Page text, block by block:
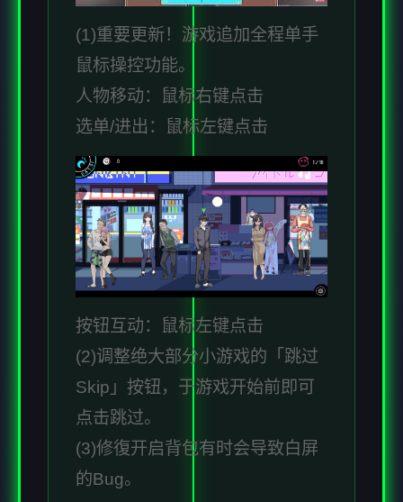
(1)重要更新！游戏追加全程单手
鼠标操控功能。
人物移动：鼠标右键点击
选单/进出：鼠标左键点击
按钮互动：鼠标左键点击
(2)调整绝大部分小游戏的「跳过
Skip」按钮，于游戏开始前即可
点击跳过。
(3)修復开启背包有时会导致白屏
的Bug。